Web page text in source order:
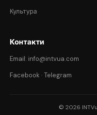
Культура
Контакти
Email: info@intvua.com
Facebook · Telegram
© 2026